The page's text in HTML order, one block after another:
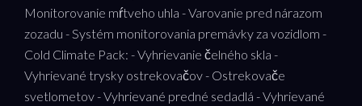
Monitorovanie mŕtveho uhla - Varovanie pred nárazom
zozadu - Systém monitorovania premávky za vozidlom -
Cold Climate Pack: - Vyhrievanie čelného skla -
Vyhrievané trysky ostrekovačov - Ostrekovače
svetlometov - Vyhrievané predné sedadlá - Vyhrievané